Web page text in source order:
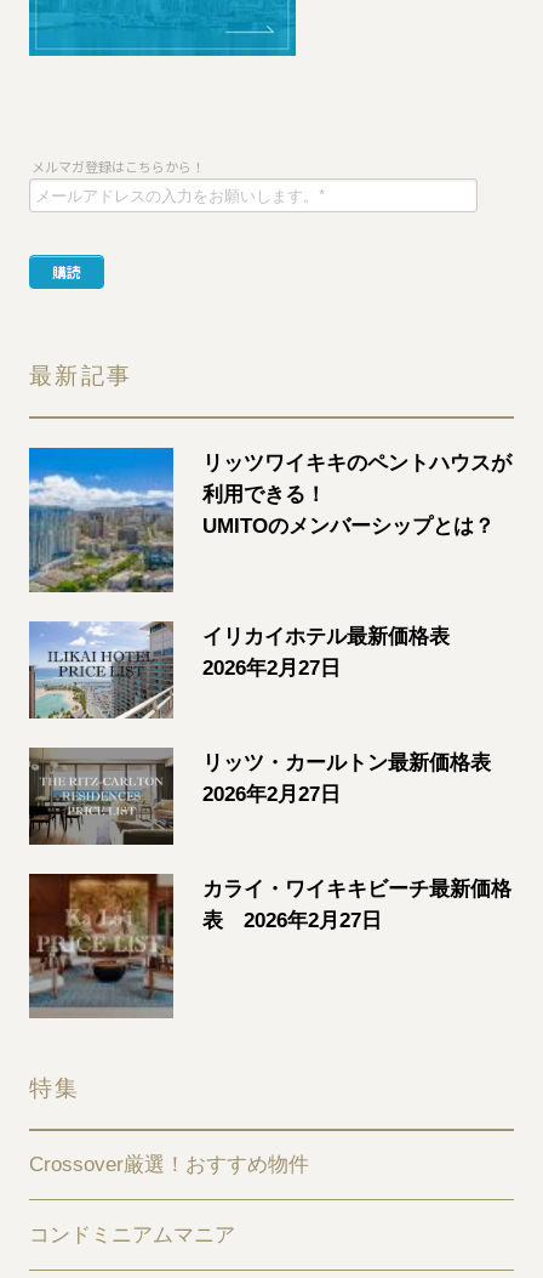
最新記事
リッツワイキキのペントハウスが
利用できる！
UMITOのメンバーシップとは？
イリカイホテル最新価格表
2026年2月27日
リッツ・カールトン最新価格表
2026年2月27日
カライ・ワイキキビーチ最新価格
表 2026年2月27日
特集
Crossover厳選！おすすめ物件
コンドミニアムマニア